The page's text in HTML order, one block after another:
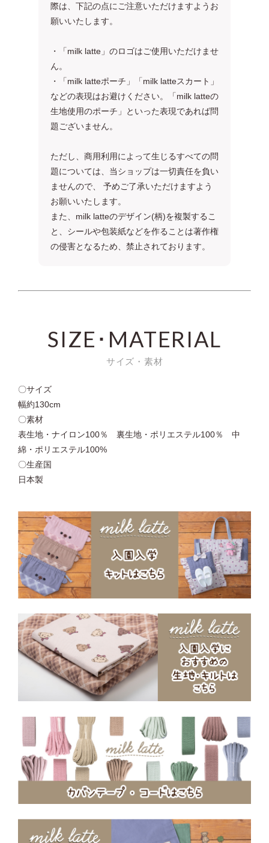
際は、下記の点にご注意いただけますようお
願いいたします。
・「milk latte」のロゴはご使用いただけませ
ん。
・「milk latteポーチ」「milk latteスカート」
などの表現はお避けください。「milk latteの
生地使用のポーチ」といった表現であれば問
題ございません。
ただし、商用利用によって生じるすべての問
題については、当ショップは一切責任を負い
ませんので、 予めご了承いただけますよう
お願いいたします。
また、milk latteのデザイン(柄)を複製するこ
と、シールや包装紙などを作ることは著作権
の侵害となるため、禁止されております。
SIZE･MATERIAL
サイズ・素材
〇サイズ
幅約130cm
〇素材
表生地・ナイロン100％ 裏生地・ポリエステル100％ 中
綿・ポリエステル100%
〇生産国
日本製